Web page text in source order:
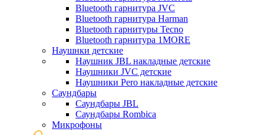
Bluetooth гарнитура JVC
Bluetooth гарнитура Harman
Bluetooth гарнитуры Tecno
Bluetooth гарнитура 1MORE
Наушнки детские
Наушник JBL накладные детские
Наушники JVC детские
Наушники Pero накладные детские
Саундбары
Саундбары JBL
Саундбары Rombica
Микрофоны